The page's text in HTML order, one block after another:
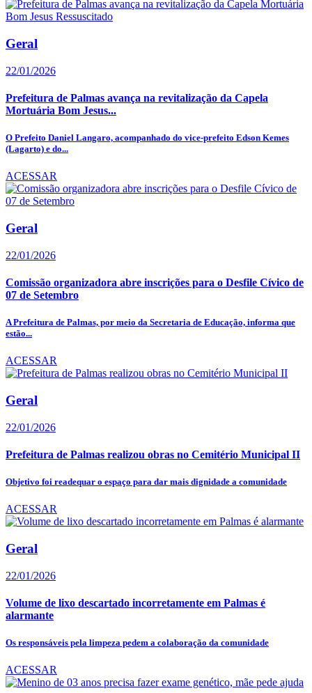
Geral
22/01/2026
Prefeitura de Palmas avança na revitalização da Capela
Mortuária Bom Jesus...
O Prefeito Daniel Langaro, acompanhado do vice-prefeito Edson Kemes
(Lagarto) e do...
ACESSAR
Geral
22/01/2026
Comissão organizadora abre inscrições para o Desfile Cívico de
07 de Setembro
A Prefeitura de Palmas, por meio da Secretaria de Educação, informa que
estão...
ACESSAR
Geral
22/01/2026
Prefeitura de Palmas realizou obras no Cemitério Municipal II
Objetivo foi readequar o espaço para dar mais dignidade a comunidade
ACESSAR
Geral
22/01/2026
Volume de lixo descartado incorretamente em Palmas é
alarmante
Os responsáveis pela limpeza pedem a colaboração da comunidade
ACESSAR